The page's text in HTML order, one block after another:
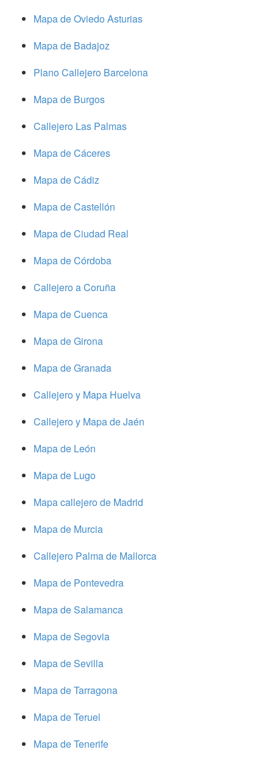
Mapa de Oviedo Asturias
Mapa de Badajoz
Plano Callejero Barcelona
Mapa de Burgos
Callejero Las Palmas
Mapa de Cáceres
Mapa de Cádiz
Mapa de Castellón
Mapa de Ciudad Real
Mapa de Córdoba
Callejero a Coruña
Mapa de Cuenca
Mapa de Girona
Mapa de Granada
Callejero y Mapa Huelva
Callejero y Mapa de Jaén
Mapa de León
Mapa de Lugo
Mapa callejero de Madrid
Mapa de Murcia
Callejero Palma de Mallorca
Mapa de Pontevedra
Mapa de Salamanca
Mapa de Segovia
Mapa de Sevilla
Mapa de Tarragona
Mapa de Teruel
Mapa de Tenerife